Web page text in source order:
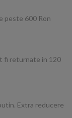
peste 600 Ron
fi returnate in 120
Extra reducere